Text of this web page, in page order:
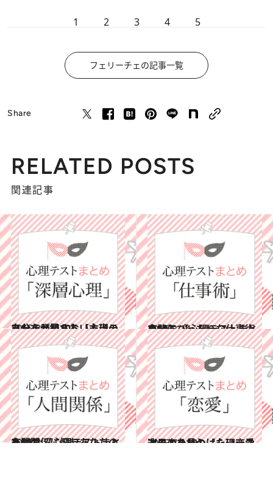
1 2 3 4 5
フェリーチェの記事一覧
Share
RELATED POSTS
関連記事
2015.8.21
あなたが知らない本当の自分を発見する【心理テストまとめ10】
占い 2015.8.14
自分にぴったりな仕事術を知る 【心理テストまとめ10】
占い
2015.8.7
人間関係に悩むあなたのための 【心理テストまとめ10】
占い 2015.7.31
次の恋を見つけたい恋愛迷子のための【心理テストまとめ10】
占い